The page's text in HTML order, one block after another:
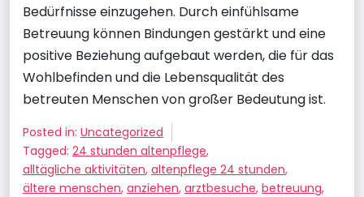
Bedürfnisse einzugehen. Durch einfühlsame
Betreuung können Bindungen gestärkt und eine
positive Beziehung aufgebaut werden, die für das
Wohlbefinden und die Lebensqualität des
betreuten Menschen von großer Bedeutung ist.
Posted in: Uncategorized
Tagged: 24 stunden altenpflege,
alltägliche aktivitäten, altenpflege 24 stunden,
ältere menschen, anziehen, arztbesuche, betreuung,